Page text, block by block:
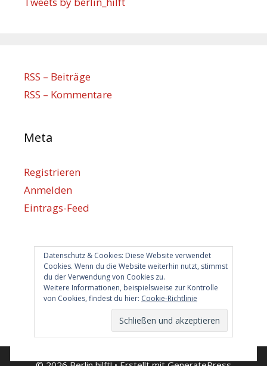
Datenschutz & Cookies: Diese Website verwendet
Cookies. Wenn du die Website weiterhin nutzt, stimmst
du der Verwendung von Cookies zu.
Weitere Informationen, beispielsweise zur Kontrolle
von Cookies, findest du hier: Cookie-Richtlinie
RSS – Beiträge
RSS – Kommentare
Meta
Registrieren
Anmelden
Eintrags-Feed
WordPress.org
Berlin hilft
info@berlin-hilft.com